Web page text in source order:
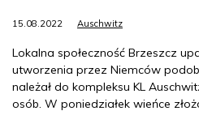
15.08.2022 Auschwitz
Lokalna społeczność Brzeszcz
utworzenia przez Niemców
należał do kompleksu KL
osób. W poniedziałek wieńce